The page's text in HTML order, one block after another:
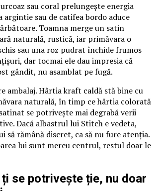
sau coral prelungește energia
argintie sau de catifea bordo aduce
Toamna merge un satin
naturală, rustică, iar primăvara o
sau una roz pudrat închide frumos
dar tocmai ele dau impresia că
gândit, nu asamblat pe fugă.
ambalaj. Hârtia kraft caldă stă bine cu
naturală, în timp ce hârtia colorată
se potrivește mai degrabă verii
Dacă albastrul lui Stitch e vedeta,
să rămână discret, ca să nu fure atenția.
lui sunt mereu centrul, restul doar le
se potrivește ție, nu doar